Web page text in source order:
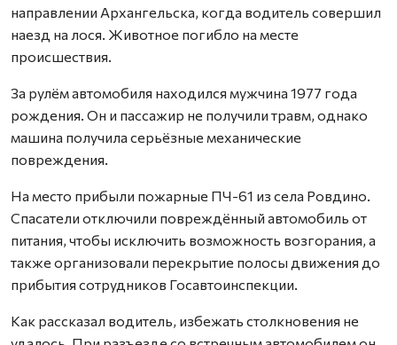
направлении Архангельска, когда водитель совершил
наезд на лося. Животное погибло на месте
происшествия.
За рулём автомобиля находился мужчина 1977 года
рождения. Он и пассажир не получили травм, однако
машина получила серьёзные механические
повреждения.
На место прибыли пожарные ПЧ-61 из села Ровдино.
Спасатели отключили повреждённый автомобиль от
питания, чтобы исключить возможность возгорания, а
также организовали перекрытие полосы движения до
прибытия сотрудников Госавтоинспекции.
Как рассказал водитель, избежать столкновения не